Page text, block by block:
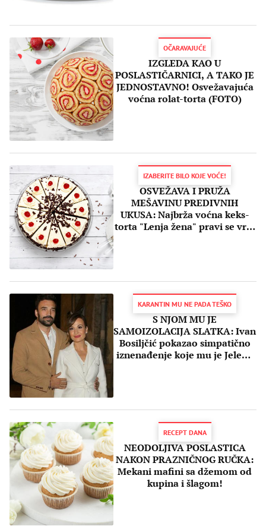
OČARAVAJUĆE
IZGLEDA KAO U
POSLASTIČARNICI, A TAKO JE
JEDNOSTAVNO! Osvežavajuća
voćna rolat-torta (FOTO)
IZABERITE BILO KOJE VOĆE!
OSVEŽAVA I PRUŽA
MEŠAVINU PREDIVNIH
UKUSA: Najbrža voćna keks-
torta "Lenja žena" pravi se vrlo
KARANTIN MU NE PADA TEŠKO
S NJOM MU JE
SAMOIZOLACIJA SLATKA: Ivan
Bosiljčić pokazao simpatično
iznenađenje koje mu je Jelena
RECEPT DANA
NEODOLJIVA POSLASTICA
NAKON PRAZNIČNOG RUČKA:
Mekani mafini sa džemom od
kupina i šlagom!